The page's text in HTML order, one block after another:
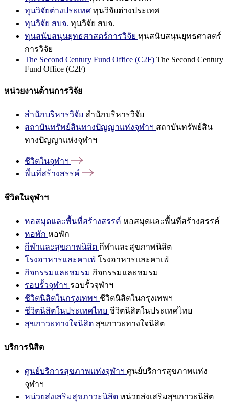
ทุนวิจัยต่างประเทศ ทุนวิจัยต่างประเทศ
ทุนวิจัย สบจ. ทุนวิจัย สบจ.
ทุนสนับสนุนยุทธศาสตร์การวิจัย ทุนสนับสนุนยุทธศาสตร์
การวิจัย
The Second Century Fund Office (C2F) The Second Century
Fund Office (C2F)
หน่วยงานด้านการวิจัย
สำนักบริหารวิจัย สำนักบริหารวิจัย
สถาบันทรัพย์สินทางปัญญาแห่งจุฬาฯ สถาบันทรัพย์สิน
ทางปัญญาแห่งจุฬาฯ
ชีวิตในจุฬาฯ
พื้นที่สร้างสรรค์
ชีวิตในจุฬาฯ
หอสมุดและพื้นที่สร้างสรรค์ หอสมุดและพื้นที่สร้างสรรค์
หอพัก หอพัก
กีฬาและสุขภาพนิสิต กีฬาและสุขภาพนิสิต
โรงอาหารและคาเฟ่ โรงอาหารและคาเฟ่
กิจกรรมและชมรม กิจกรรมและชมรม
รอบรั้วจุฬาฯ รอบรั้วจุฬาฯ
ชีวิตนิสิตในกรุงเทพฯ ชีวิตนิสิตในกรุงเทพฯ
ชีวิตนิสิตในประเทศไทย ชีวิตนิสิตในประเทศไทย
สุขภาวะทางใจนิสิต สุขภาวะทางใจนิสิต
บริการนิสิต
ศูนย์บริการสุขภาพแห่งจุฬาฯ ศูนย์บริการสุขภาพแห่ง
จุฬาฯ
หน่วยส่งเสริมสุขภาวะนิสิต หน่วยส่งเสริมสุขภาวะนิสิต